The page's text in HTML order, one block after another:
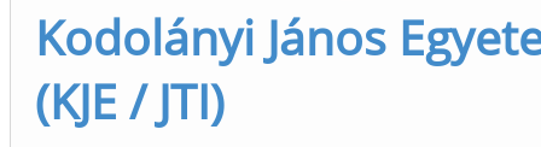
Kodolányi János
(KJE / JTI)